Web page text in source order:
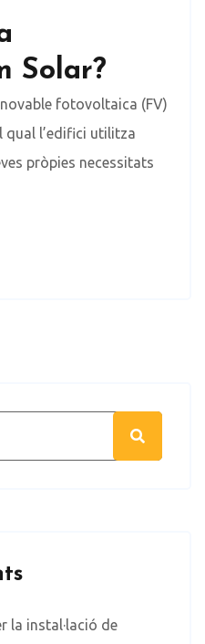
Solar?
fotovoltaica (FV)
qual l’edifici utilitza
pròpies necessitats
la instal·lació de